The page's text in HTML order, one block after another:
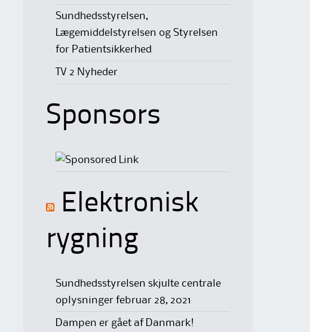
Sundhedsstyrelsen,
Lægemiddelstyrelsen og Styrelsen
for Patientsikkerhed
TV 2 Nyheder
Sponsors
Elektronisk
rygning
Sundhedsstyrelsen skjulte centrale
oplysninger februar 28, 2021
Dampen er gået af Danmark!